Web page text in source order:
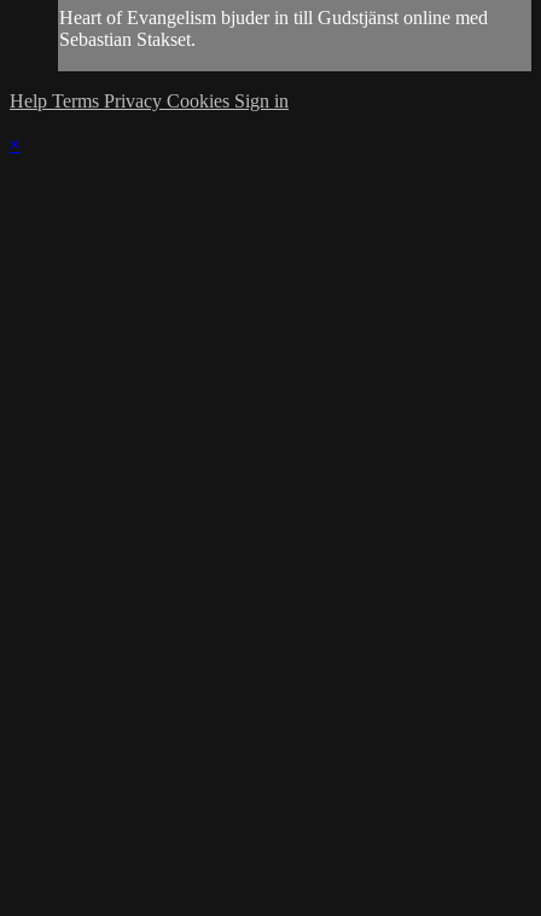
Heart of Evangelism bjuder in till Gudstjänst online med
Sebastian Stakset.
Help Terms Privacy Cookies Sign in
×